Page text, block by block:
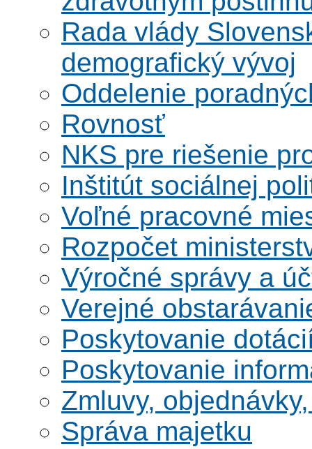
Rada vlády
demografický vývoj
Oddelenie
Rovnosť
NKS pre riešenie
Inštitút sociálnej
Voľné pracovné
Rozpočet
Výročné správy a
Verejné
Poskytovanie
Poskytovanie
Zmluvy,
Správa majetku